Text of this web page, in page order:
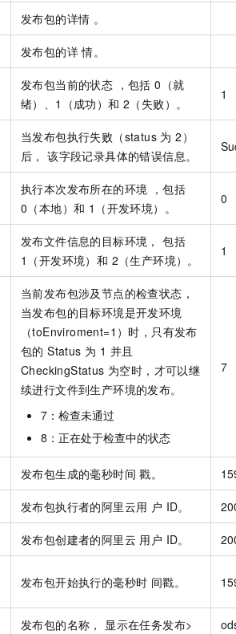
发布包的详情 。
发布包的详 情。
发布包当前的状态 ，包括 0（就
绪）、1（成功）和 2（失败）。
1
当发布包执行失败（status 为 2）
后， 该字段记录具体的错误信息。
执行本次发布所在的环境 ，包括
0（本地）和 1（开发环境）。
0
发布文件信息的目标环境， 包括
1（开发环境）和 2（生产环境）。
1
当前发布包涉及节点的检查状态，
当发布包的目标环境是开发环境
（toEnviroment=1）时，只有发布
包的 Status 为 1 并且
CheckingStatus 为空时，才可以继
续进行文件到生产环境的发布。
7：检查未通过
8：正在处于检查中的状态
7
发布包生成的毫秒时间 戳。
发布包执行者的阿里云用 户 ID。
发布包创建者的阿里云 用户 ID。
发布包开始执行的毫秒时 间戳。
发布包的名称， 显示在任务发布>